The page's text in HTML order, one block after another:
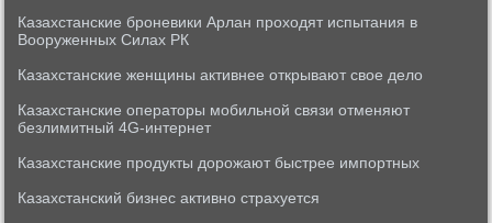
Казахстанские броневики Арлан проходят испытания в
Вооруженных Силах РК
Казахстанские женщины активнее открывают свое дело
Казахстанские операторы мобильной связи отменяют
безлимитный 4G-интернет
Казахстанские продукты дорожают быстрее импортных
Казахстанский бизнес активно страхуется